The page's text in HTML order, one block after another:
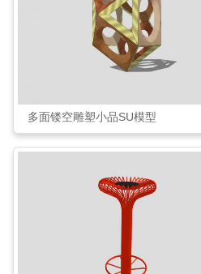
多面镂空雕塑小品SU模型